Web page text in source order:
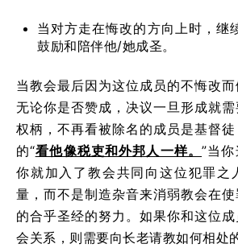
当对方走在悔改的方向上时，继
鼓励和陪伴他/她成圣。
当教会最后因为这位成员的不悔改而
无论你是否赞成，决议一旦形成就
权柄，不再看被除名的成员是基督
的“看他像税吏和外邦人一样。”当
你就加入了教会共同向这位犯罪之
量，而不是制造杂音来消弱教会在
的合乎圣经的努力。如果你和这位
会关系，则需要向长老请教如何相处